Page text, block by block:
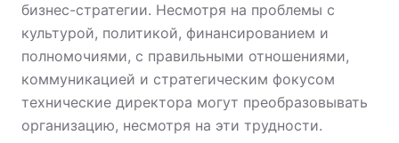
бизнес-стратегии. Несмотря на проблемы с
культурой, политикой, финансированием и
полномочиями, с правильными отношениями,
коммуникацией и стратегическим фокусом
технические директора могут преобразовывать
организацию, несмотря на эти трудности.